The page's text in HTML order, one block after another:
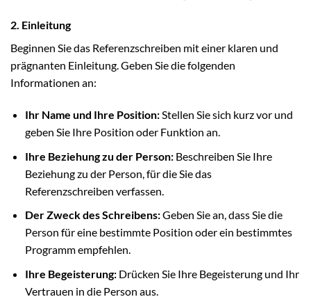
2. Einleitung
Beginnen Sie das Referenzschreiben mit einer klaren und
prägnanten Einleitung. Geben Sie die folgenden
Informationen an:
Ihr Name und Ihre Position:Stellen Sie sich kurz vor und
geben Sie Ihre Position oder Funktion an.
Ihre Beziehung zu der Person:Beschreiben Sie Ihre
Beziehung zu der Person, für die Sie das
Referenzschreiben verfassen.
Der Zweck des Schreibens:Geben Sie an, dass Sie die
Person für eine bestimmte Position oder ein bestimmtes
Programm empfehlen.
Ihre Begeisterung:Drücken Sie Ihre Begeisterung und Ihr
Vertrauen in die Person aus.